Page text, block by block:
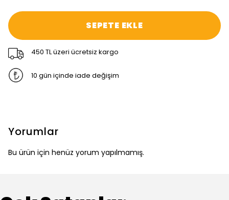
SEPETE EKLE
450 TL üzeri ücretsiz kargo
10 gün içinde iade değişim
Yorumlar
Bu ürün için henüz yorum yapılmamış.